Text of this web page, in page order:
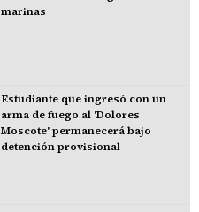
marinas
Estudiante que ingresó con un
arma de fuego al 'Dolores
Moscote' permanecerá bajo
detención provisional